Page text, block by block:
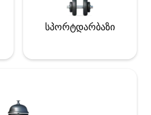
სპორტდარბაზი